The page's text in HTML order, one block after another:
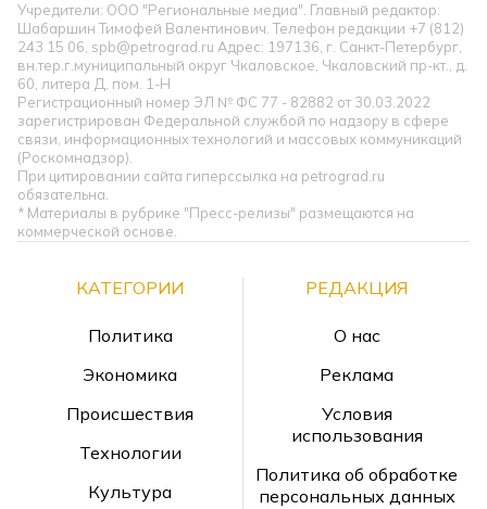
Учредители: ООО "Региональные медиа". Главный редактор:
Шабаршин Тимофей Валентинович. Телефон редакции +7 (812)
243 15 06, spb@petrograd.ru Адрес: 197136, г. Санкт-Петербург,
вн.тер.г.муниципальный округ Чкаловское, Чкаловский пр-кт., д.
60, литера Д, пом. 1-Н
Регистрационный номер ЭЛ № ФС 77 - 82882 от 30.03.2022
зарегистрирован Федеральной службой по надзору в сфере
связи, информационных технологий и массовых коммуникаций
(Роскомнадзор).
При цитировании сайта гиперссылка на petrograd.ru
обязательна.
* Материалы в рубрике "Пресс-релизы" размещаются на
коммерческой основе.
КАТЕГОРИИ
Политика
Экономика
Происшествия
Технологии
Культура
РЕДАКЦИЯ
О нас
Реклама
Условия
использования
Политика об обработке
персональных данных